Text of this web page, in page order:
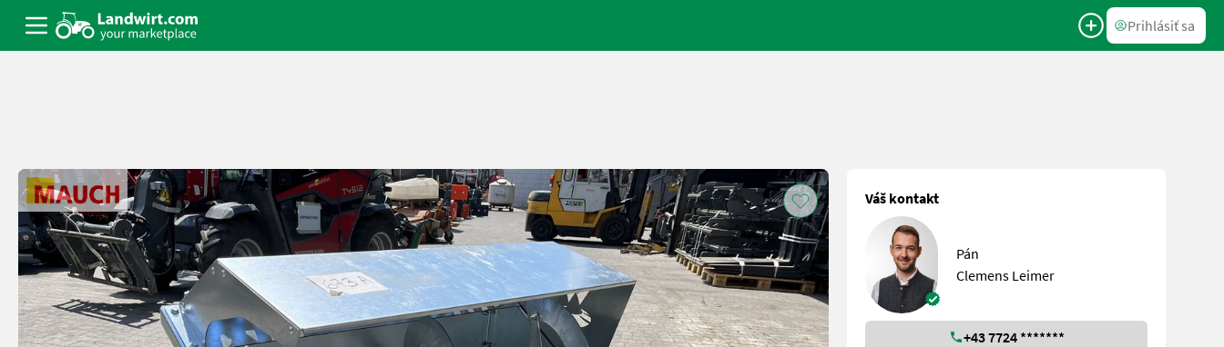
Prihlásiť sa
Váš kontakt
Pán
Clemens Leimer
+43 7724 *******